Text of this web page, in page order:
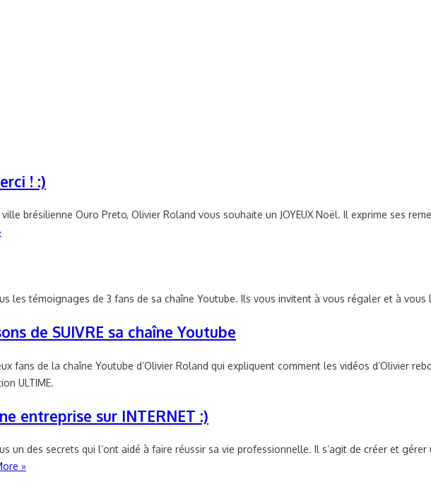
! :)
brésilienne Ouro Preto, Olivier Roland vous souhaite un JOYEUX Noël. Il exprime ses
les témoignages de 3 fans de sa chaîne Youtube. Ils vous invitent à vous régaler et à vous
de SUIVRE sa chaîne Youtube
fans de la chaîne Youtube d’Olivier Roland qui expliquent comment les vidéos d’Olivier
ULTIME.
entreprise sur INTERNET :)
un des secrets qui l’ont aidé à faire réussir sa vie professionnelle. Il s’agit de créer et
»